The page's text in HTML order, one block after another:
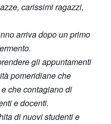
carissimi ragazzi,
arriva dopo un primo
gli appuntamenti
pomeridiane che
che contagiano di
e docenti.
di nuovi studenti e